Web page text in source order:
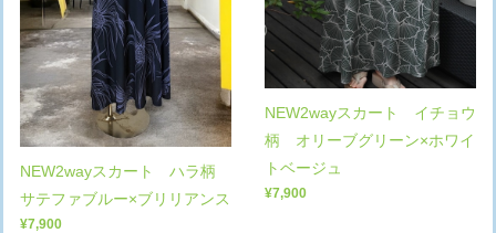
NEW2wayスカート ハラ柄
サテファブルー×ブリリアンス
¥7,900
NEW2wayスカート イチョウ
柄 オリーブグリーン×ホワイ
トベージュ
¥7,900